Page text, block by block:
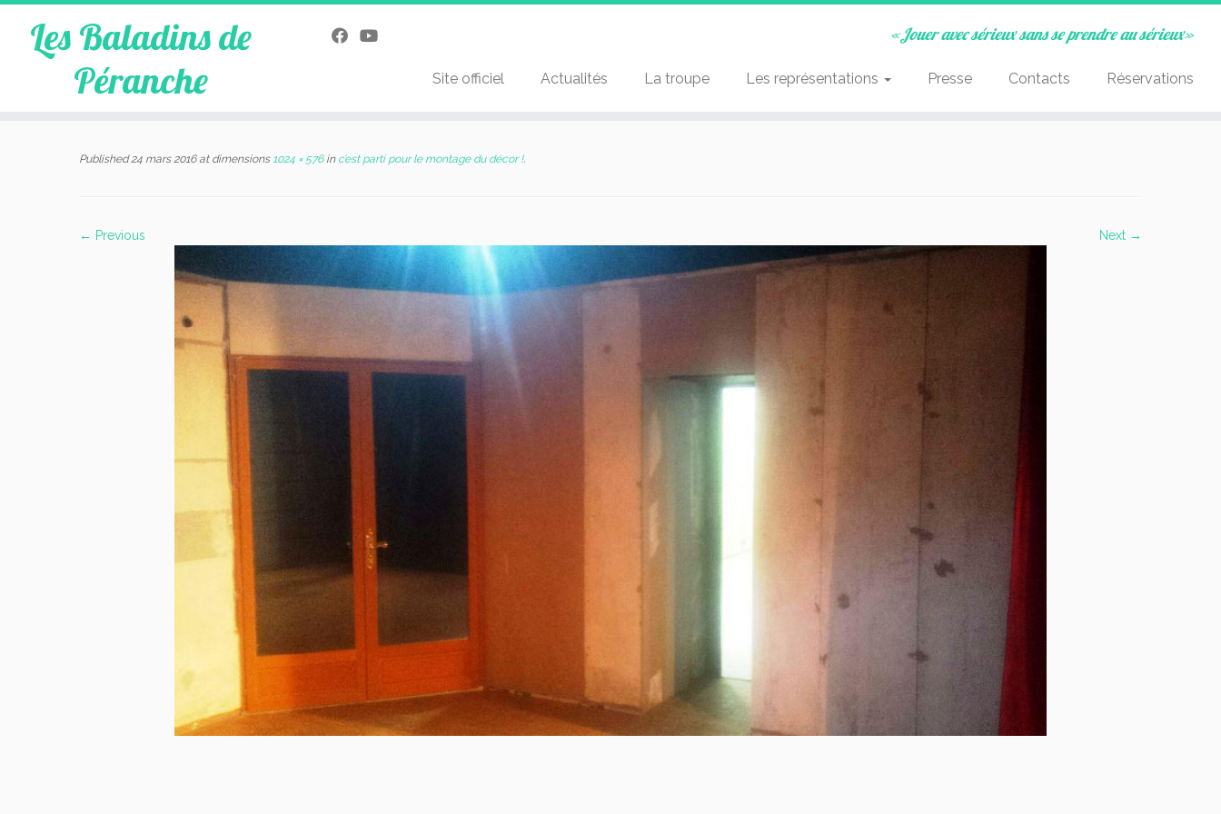
Les Baladins de
Péranche
«Jouer avec sérieux sans se prendre au sérieux»
Site officiel Actualités La troupe Les représentations Presse Contacts Réservations
Published 24 mars 2016at dimensions1024 × 576inc’est parti pour le montage du décor !.
← Previous Next →